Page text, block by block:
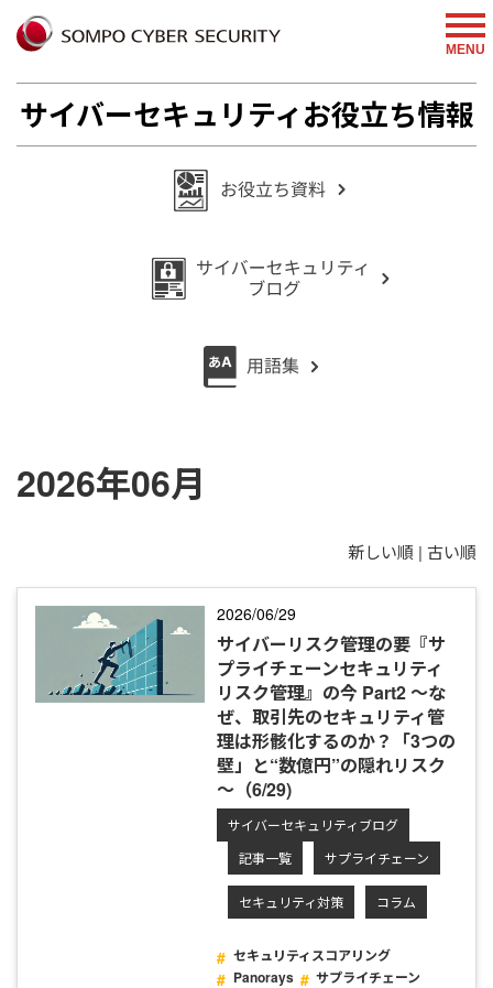
MENU
サイバーセキュリティお役立ち情報
2026年06月
新しい順 | 古い順
2026/06/29
サイバーリスク管理の要『サ
プライチェーンセキュリティ
リスク管理』の今 Part2 ～な
ぜ、取引先のセキュリティ管
理は形骸化するのか？「3つの
壁」と“数億円”の隠れリスク
～（6/29)
サイバーセキュリティブログ
記事一覧
サプライチェーン
セキュリティ対策 コラム
セキュリティスコアリング
Panorays
サプライチェーン